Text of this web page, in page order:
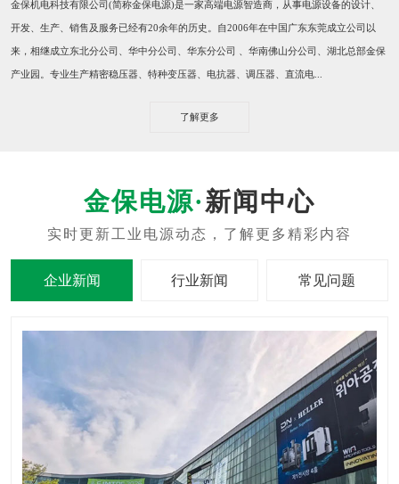
​金保机电科技有限公司(简称金保电源)是一家高端电源智造商，从事电源设备的设计、
开发、生产、销售及服务已经有20余年的历史。自2006年在中国广东东莞成立公司以
来，相继成立东北分公司、华中分公司、华东分公司 、华南佛山分公司、湖北总部金保
产业园。专业生产精密稳压器、特种变压器、电抗器、调压器、直流电...
了解更多
新闻中心
企业新闻 行业新闻 常见问题